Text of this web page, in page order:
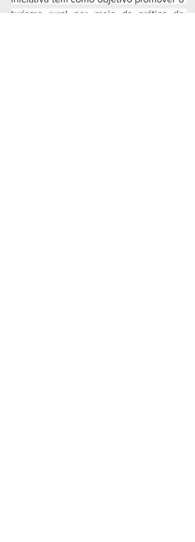
turismo rural por meio da prática de